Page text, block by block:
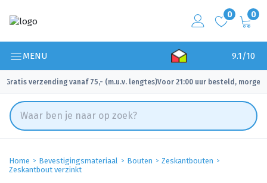
0 0
MENU 9.1/10
Gratis verzending vanaf 75,- (m.u.v. lengtes)
✓ Voor 21:00 uur besteld, morgen
Home Bevestigingsmateriaal Bouten
Zeskantbouten
Zeskantbout verzinkt